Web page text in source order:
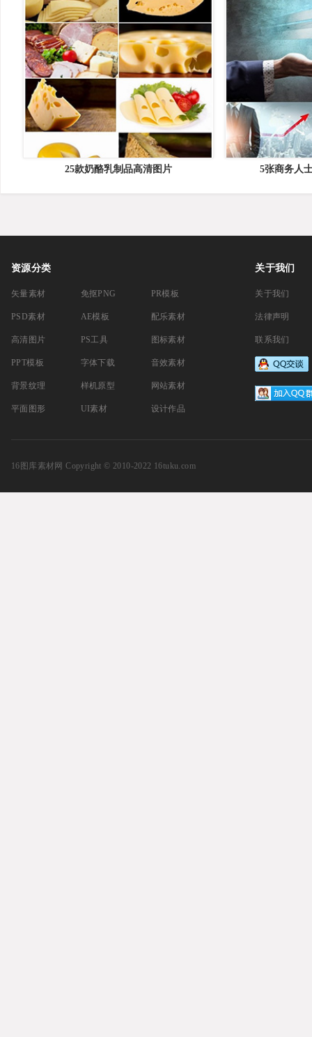
25款奶酪乳制品高清图片 5张商务人
资源分类
矢量素材
PSD素材
高清图片
PPT模板
背景纹理
平面图形
免抠PNG
AE模板
PS工具
字体下载
样机原型
UI素材
PR模板
配乐素材
图标素材
音效素材
网站素材
设计作品
关于我们
关于我们
法律声明
联系我们
16图库素材网 Copyright © 2010-2022 16tuku.com